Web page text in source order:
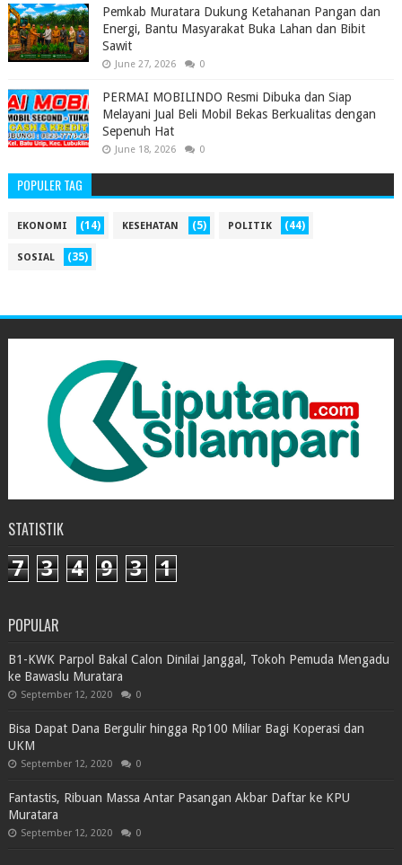
Pemkab Muratara Dukung Ketahanan Pangan dan
Energi, Bantu Masyarakat Buka Lahan dan Bibit
Sawit
June 27, 2026 0
PERMAI MOBILINDO Resmi Dibuka dan Siap
Melayani Jual Beli Mobil Bekas Berkualitas dengan
Sepenuh Hat
June 18, 2026 0
POPULER TAG
EKONOMI (14) KESEHATAN (5) POLITIK (44)
SOSIAL (35)
STATISTIK
7 3 4 9 3 1
POPULAR
B1-KWK Parpol Bakal Calon Dinilai Janggal, Tokoh Pemuda Mengadu
ke Bawaslu Muratara
September 12, 2020 0
Bisa Dapat Dana Bergulir hingga Rp100 Miliar Bagi Koperasi dan
UKM
September 12, 2020 0
Fantastis, Ribuan Massa Antar Pasangan Akbar Daftar ke KPU
Muratara
September 12, 2020 0